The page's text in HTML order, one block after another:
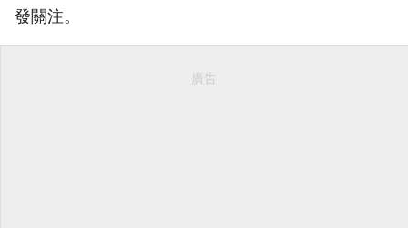
發關注。
廣告